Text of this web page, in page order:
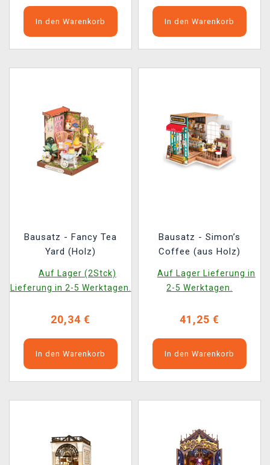
In den Warenkorb In den Warenkorb
Bausatz - Fancy Tea
Yard (Holz)
Auf Lager (2Stck)
Lieferung in 2-5 Werktagen.
20,34 €
In den Warenkorb
Bausatz - Simon’s
Coffee (aus Holz)
Auf Lager Lieferung in
2-5 Werktagen.
41,25 €
In den Warenkorb